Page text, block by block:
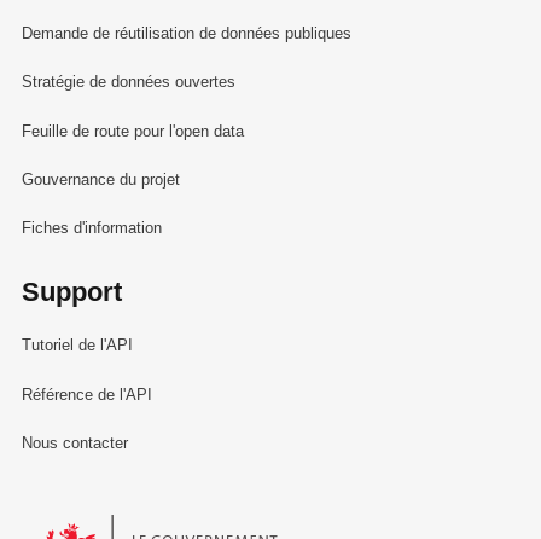
Demande de réutilisation de données publiques
Stratégie de données ouvertes
Feuille de route pour l'open data
Gouvernance du projet
Fiches d'information
Support
Tutoriel de l'API
Référence de l'API
Nous contacter
Le Gouvernement du Grand-Duché de Luxembourg - Service